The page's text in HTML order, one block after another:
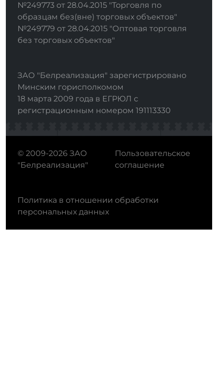
№249773 от 28.04.2015 "Торговля по
образцам без(вне) торговых объектов"
№249779 от 28.04.2015 "Оптовая торговля
без торговых объектов"
ЗАО "Белреализация" зарегистрировано
Минским горисполкомом
18 марта 2009 года в ЕГРЮЛ с
регистрационным номером 191113330
© 2009-2026 ЗАО
"Белреализация"
Пользовательское
соглашение
Политика в отношении обработки
персональных данных